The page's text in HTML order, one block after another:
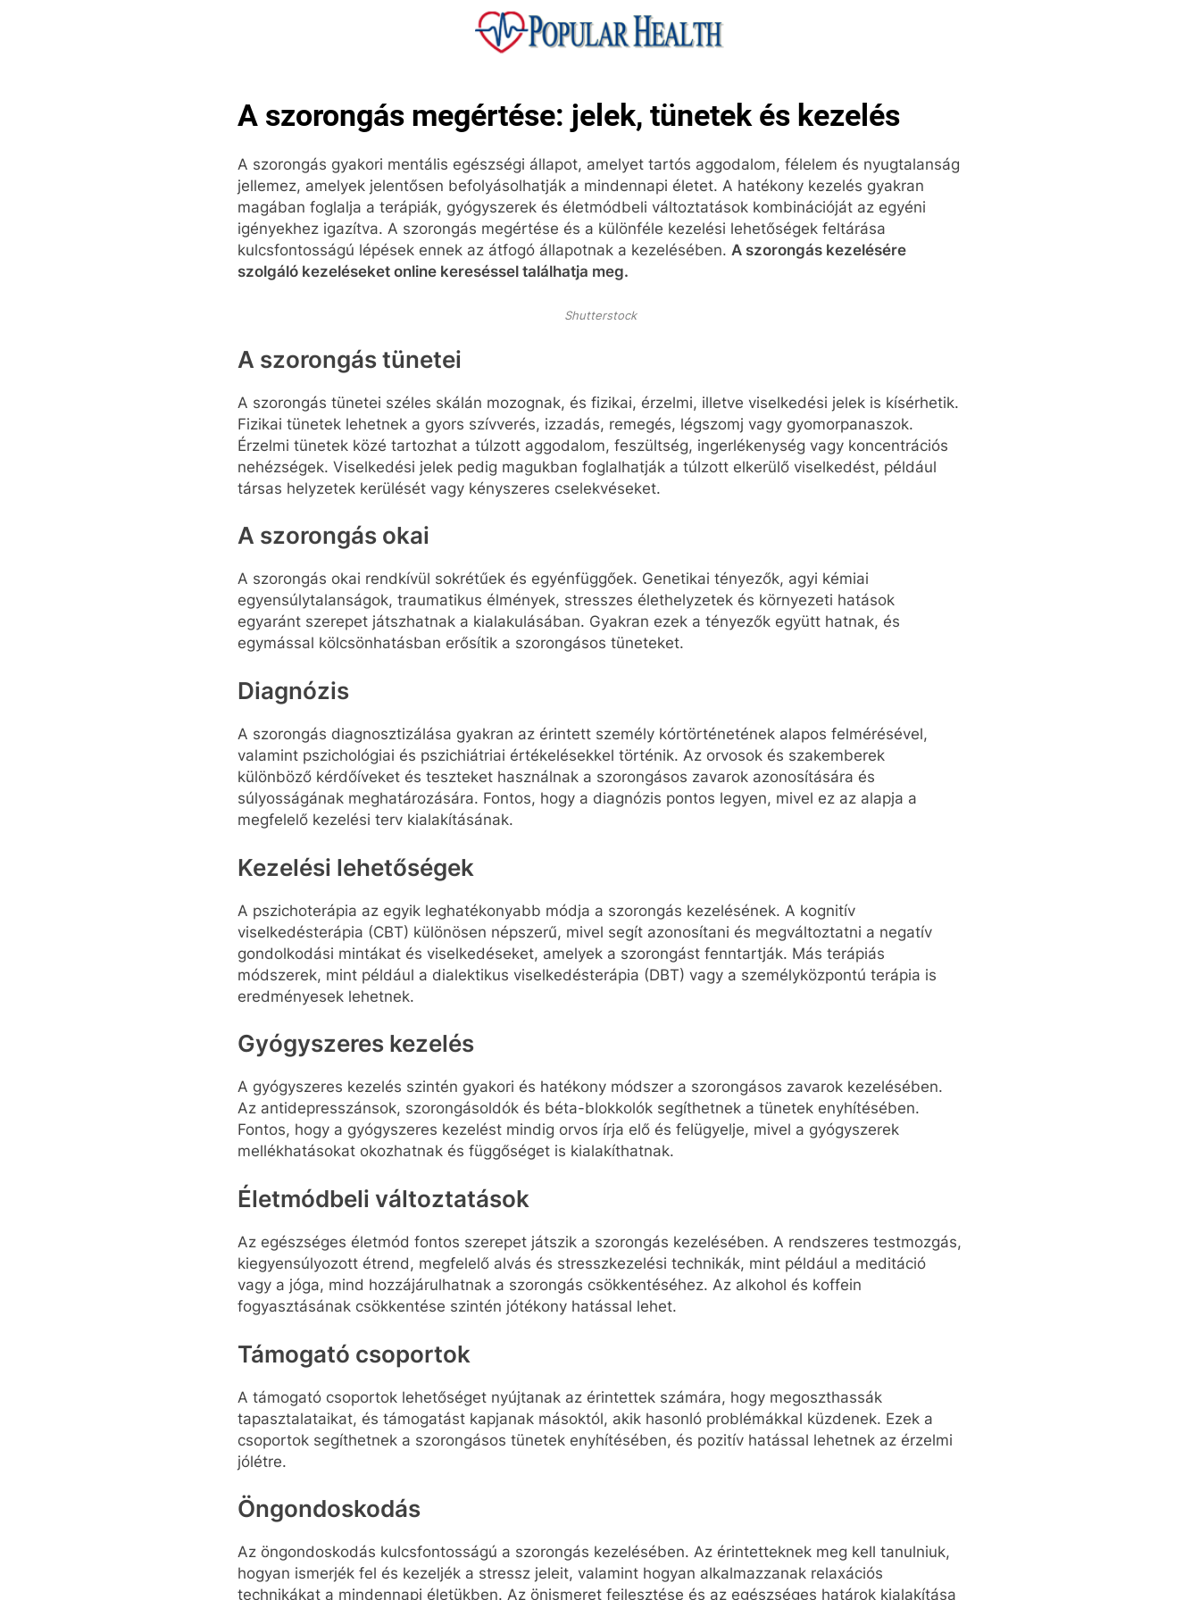
A szorongás megértése: jelek, tünetek és kezelés
A szorongás gyakori mentális egészségi állapot, amelyet tartós aggodalom, félelem és nyugtalanság
jellemez, amelyek jelentősen befolyásolhatják a mindennapi életet. A hatékony kezelés gyakran
magában foglalja a terápiák, gyógyszerek és életmódbeli változtatások kombinációját az egyéni
igényekhez igazítva. A szorongás megértése és a különféle kezelési lehetőségek feltárása
kulcsfontosságú lépések ennek az átfogó állapotnak a kezelésében. A szorongás kezelésére
szolgáló kezeléseket online kereséssel találhatja meg.
Shutterstock
A szorongás tünetei
A szorongás tünetei széles skálán mozognak, és fizikai, érzelmi, illetve viselkedési jelek is kísérhetik.
Fizikai tünetek lehetnek a gyors szívverés, izzadás, remegés, légszomj vagy gyomorpanaszok.
Érzelmi tünetek közé tartozhat a túlzott aggodalom, feszültség, ingerlékenység vagy koncentrációs
nehézségek. Viselkedési jelek pedig magukban foglalhatják a túlzott elkerülő viselkedést, például
társas helyzetek kerülését vagy kényszeres cselekvéseket.
A szorongás okai
A szorongás okai rendkívül sokrétűek és egyénfüggőek. Genetikai tényezők, agyi kémiai
egyensúlytalanságok, traumatikus élmények, stresszes élethelyzetek és környezeti hatások
egyaránt szerepet játszhatnak a kialakulásában. Gyakran ezek a tényezők együtt hatnak, és
egymással kölcsönhatásban erősítik a szorongásos tüneteket.
Diagnózis
A szorongás diagnosztizálása gyakran az érintett személy kórtörténetének alapos felmérésével,
valamint pszichológiai és pszichiátriai értékelésekkel történik. Az orvosok és szakemberek
különböző kérdőíveket és teszteket használnak a szorongásos zavarok azonosítására és
súlyosságának meghatározására. Fontos, hogy a diagnózis pontos legyen, mivel ez az alapja a
megfelelő kezelési terv kialakításának.
Kezelési lehetőségek
A pszichoterápia az egyik leghatékonyabb módja a szorongás kezelésének. A kognitív
viselkedésterápia (CBT) különösen népszerű, mivel segít azonosítani és megváltoztatni a negatív
gondolkodási mintákat és viselkedéseket, amelyek a szorongást fenntartják. Más terápiás
módszerek, mint például a dialektikus viselkedésterápia (DBT) vagy a személyközpontú terápia is
eredményesek lehetnek.
Gyógyszeres kezelés
A gyógyszeres kezelés szintén gyakori és hatékony módszer a szorongásos zavarok kezelésében.
Az antidepresszánsok, szorongásoldók és béta-blokkolók segíthetnek a tünetek enyhítésében.
Fontos, hogy a gyógyszeres kezelést mindig orvos írja elő és felügyelje, mivel a gyógyszerek
mellékhatásokat okozhatnak és függőséget is kialakíthatnak.
Életmódbeli változtatások
Az egészséges életmód fontos szerepet játszik a szorongás kezelésében. A rendszeres testmozgás,
kiegyensúlyozott étrend, megfelelő alvás és stresszkezelési technikák, mint például a meditáció
vagy a jóga, mind hozzájárulhatnak a szorongás csökkentéséhez. Az alkohol és koffein
fogyasztásának csökkentése szintén jótékony hatással lehet.
Támogató csoportok
A támogató csoportok lehetőséget nyújtanak az érintettek számára, hogy megoszthassák
tapasztalataikat, és támogatást kapjanak másoktól, akik hasonló problémákkal küzdenek. Ezek a
csoportok segíthetnek a szorongásos tünetek enyhítésében, és pozitív hatással lehetnek az érzelmi
jólétre.
Öngondoskodás
Az öngondoskodás kulcsfontosságú a szorongás kezelésében. Az érintetteknek meg kell tanulniuk,
hogyan ismerjék fel és kezeljék a stressz jeleit, valamint hogyan alkalmazzanak relaxációs
technikákat a mindennapi életükben. Az önismeret fejlesztése és az egészséges határok kialakítása